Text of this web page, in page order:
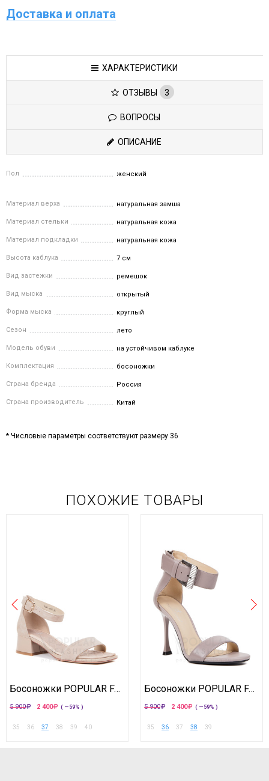
Доставка и оплата
ХАРАКТЕРИСТИКИ
ОТЗЫВЫ 3
ВОПРОСЫ
ОПИСАНИЕ
Пол женский
Материал верха натуральная замша
Материал стельки натуральная кожа
Материал подкладки натуральная кожа
Высота каблука 7 см
Вид застежки ремешок
Вид мыска открытый
Форма мыска круглый
Сезон лето
Модель обуви на устойчивом каблуке
Комплектация босоножки
Страна бренда Россия
Страна производитель Китай
* Числовые параметры соответствуют размеру 36
ПОХОЖИЕ ТОВАРЫ
Босоножки POPULAR FASHION
5 900 2 400 ( —59% )
35 36 37 38 39 40
Босоножки POPULAR FASHION
5 900 2 400 ( —59% )
35 36 37 38 39